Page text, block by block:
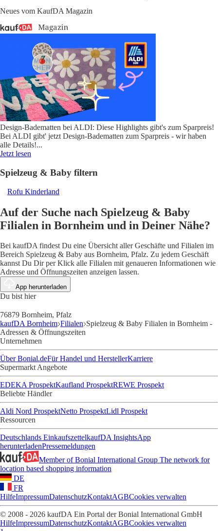
Neues vom KaufDA Magazin
Design-Badematten bei ALDI: Diese Highlights gibt's zum Sparpreis!
Bei ALDI gibt' jetzt Design-Badematten zum Sparpreis - wir haben
alle Details!...
Jetzt lesen
Spielzeug & Baby filtern
Rofu Kinderland
Auf der Suche nach Spielzeug & Baby
Filialen in Bornheim und in Deiner Nähe?
Bei kaufDA findest Du eine Übersicht aller Geschäfte und Filialen im
Bereich Spielzeug & Baby aus Bornheim, Pfalz. Zu jedem Geschäft
kannst Du Dir per Klick alle Filialen mit genaueren Informationen wie
Adresse und Öffnungszeiten anzeigen lassen.
App herunterladen
Du bist hier
76879 Bornheim, Pfalz
kaufDA Bornheim Filialen Spielzeug & Baby Filialen in Bornheim -
Adressen & Öffnungszeiten
Unternehmen
Über Bonial.deFür Handel und HerstellerKarriere
Supermarkt Angebote
EDEKA ProspektKaufland ProspektREWE Prospekt
Beliebte Händler
Aldi Nord ProspektNetto ProspektLidl Prospekt
Ressourcen
Deutschlands EinkaufszettelkaufDA InsightsApp
herunterladenPressemeldungen
Member of Bonial International Group The network for
location based shopping information
DE
FR
HilfeImpressumDatenschutzKontaktAGBCookies verwalten
© 2008 - 2026 kaufDA Ein Portal der Bonial International GmbH
HilfeImpressumDatenschutzKontaktAGBCookies verwalten